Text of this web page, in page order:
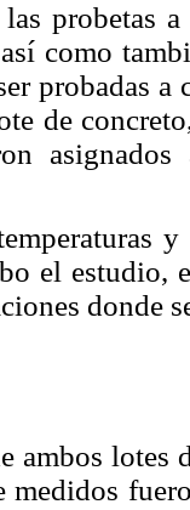
probetas
como
probadas
de
el estudio,
donde
ambos lotes
medidos